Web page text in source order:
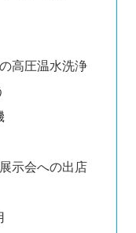
高圧温水洗浄
示会への出店